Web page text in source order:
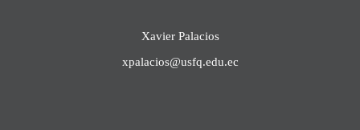
Xavier Palacios
xpalacios@usfq.edu.ec